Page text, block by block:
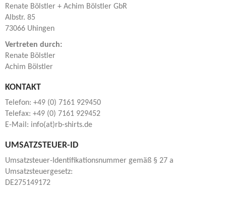
Renate Bölstler + Achim Bölstler GbR
Albstr. 85
73066 Uhingen
Vertreten durch:
Renate Bölstler
Achim Bölstler
KONTAKT
Telefon: +49 (0) 7161 929450
Telefax: +49 (0) 7161 929452
E-Mail: info(at)rb-shirts.de
UMSATZSTEUER-ID
Umsatzsteuer-Identifikationsnummer gemäß § 27 a
Umsatzsteuergesetz:
DE275149172